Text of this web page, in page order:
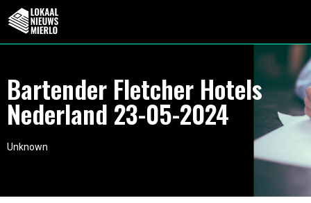
Bartender Fletcher Hotels
Nederland 23-05-2024
Unknown